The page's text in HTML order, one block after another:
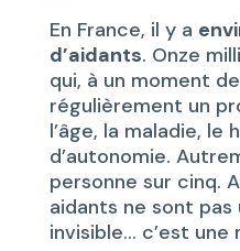
En France, il y a
d’aidants. Onze
qui, à un moment
régulièrement un
l’âge, la maladie,
d’autonomie.
personne sur cinq.
aidants ne sont
invisible… c’est